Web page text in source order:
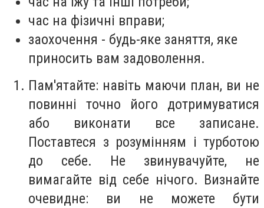
час на фізичні вправи;
заохочення - будь-яке заняття, яке
приносить вам задоволення.
Пам'ятайте: навіть маючи план, ви не
повинні точно його дотримуватися
або виконати все записане.
Поставтеся з розумінням і турботою
до себе. Не звинувачуйте, не
вимагайте від себе нічого. Визнайте
очевидне: ви не можете бути